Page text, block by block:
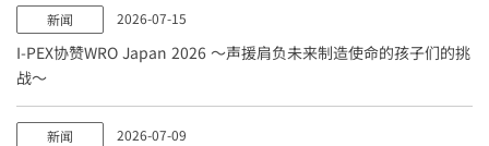
新闻 2026-07-15
I-PEX协赞WRO Japan 2026 ～声援肩负未来制造使命的孩子们的挑
战～
新闻 2026-07-09